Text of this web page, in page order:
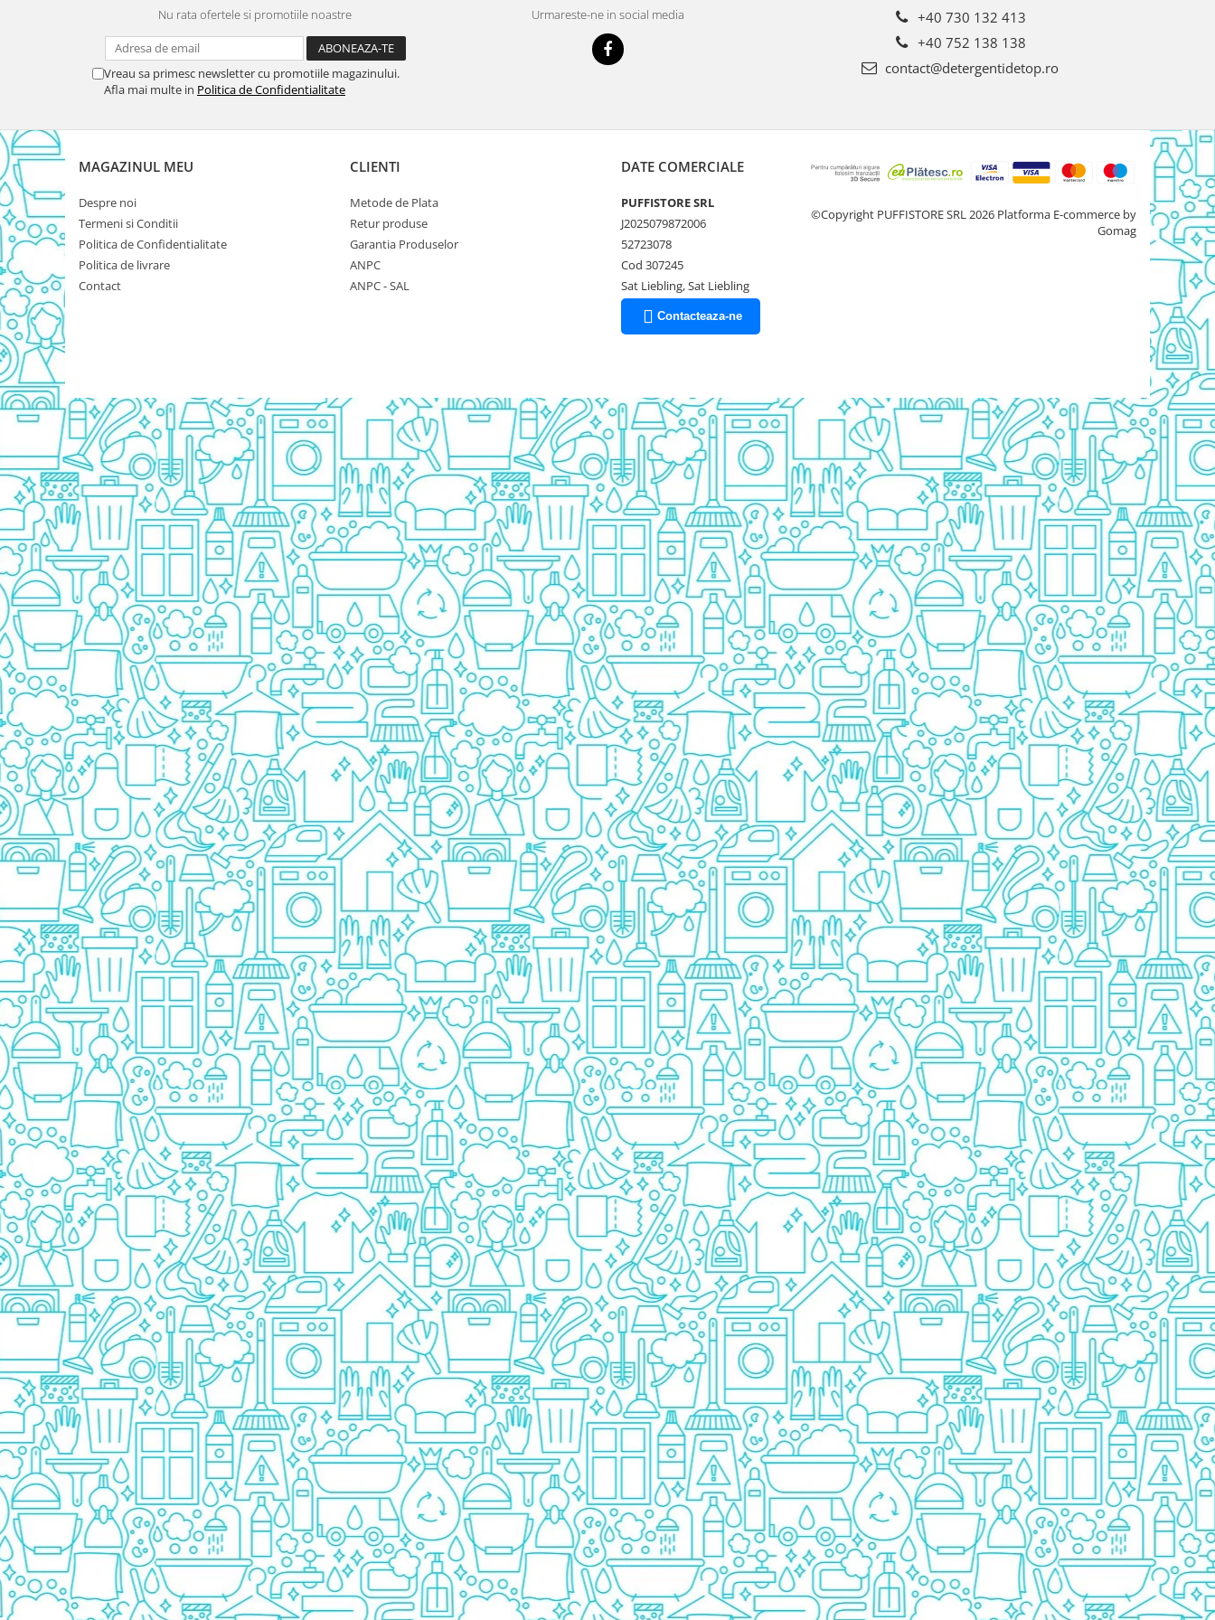
Rezerva Odorizant Camera Glade
Rezerva Odorizant Camera Air Wick
Ingrijire Bebelusi
Servetele Umede Bebelusi
Lenjerii
Ingrijire Bebelusi
Scutece
Scutece Huggies
Scutece Happy
Scutece Pampers Bebelusi
Balsam Rufe Bebelusi
Servetele Umede Bebelusi
Suplimente Bebelusi
Betisoare
Detergent Bebelusi
Detergent Bebelusi Ariel
Sampon Bebelusi
Pasta de dinti *B*
Periuta De Dinti *B*
Periuta de Dinti Electrica Copii
Periuta de Dinti Oral B
Gel de Dus Bebelusi
Ingrijire Adulti
Scutece Adulti
Servetele Umede Adulti
Ingrijire Personala
Cosmetice
Absorbante
Absorbante & Tampoane
Tampoane
Pasta De Dinti
Cosmetice
Deodorante
Creme
Ingrijire Unghii
Machiaje/Pensule
Sapun
Sapun Solid
Sapun Lichid
Par
Vopsea
Sampon
Balsam/Masca
Coafura
Ustensile
Gel de Dus
Prezervative
Ingrijire Orala
Pasta De Dinti
Periuta Dinti
Apa De Gura
Ata Dentara
Creme Depilatoare
Spuma Si Geluri De Barbierit
Protectie Insecte
Betisoare de Urechi
Ingrijire Intima
Aparat de ras
Aparat de Ras Gillette
Aparate de Ras Venus
Accesorii
Nu rata ofertele si promotiile noastre
Vreau sa primesc newsletter cu promotiile magazinului.
Afla mai multe in Politica de Confidentialitate
Urmareste-ne in social media
+40 730 132 413
+40 752 138 138
contact@detergentidetop.ro
MAGAZINUL MEU
Despre noi
Termeni si Conditii
Politica de Confidentialitate
Politica de livrare
Contact
CLIENTI
Metode de Plata
Retur produse
Garantia Produselor
ANPC
ANPC - SAL
DATE COMERCIALE
PUFFISTORE SRL
J2025079872006
52723078
Cod 307245
Sat Liebling, Sat Liebling
Contacteaza-ne
©Copyright PUFFISTORE SRL 2026 Platforma E-commerce by
Gomag